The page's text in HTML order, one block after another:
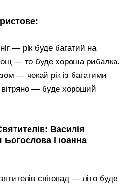
— рік буде багатий на
— то буде хороша рибалка.
— чекай рік із багатими
— буде хороший
Василія
Богослова і Іоанна
снігопад — літо буде